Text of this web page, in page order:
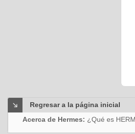
Regresar a la página inicial
Acerca de Hermes: ¿Qué es